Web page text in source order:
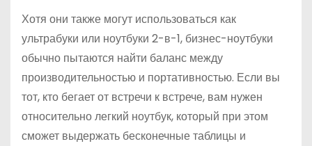
Хотя они также могут использоваться как
ультрабуки или ноутбуки 2-в-1, бизнес-ноутбуки
обычно пытаются найти баланс между
производительностью и портативностью. Если вы
тот, кто бегает от встречи к встрече, вам нужен
относительно легкий ноутбук, который при этом
сможет выдержать бесконечные таблицы и